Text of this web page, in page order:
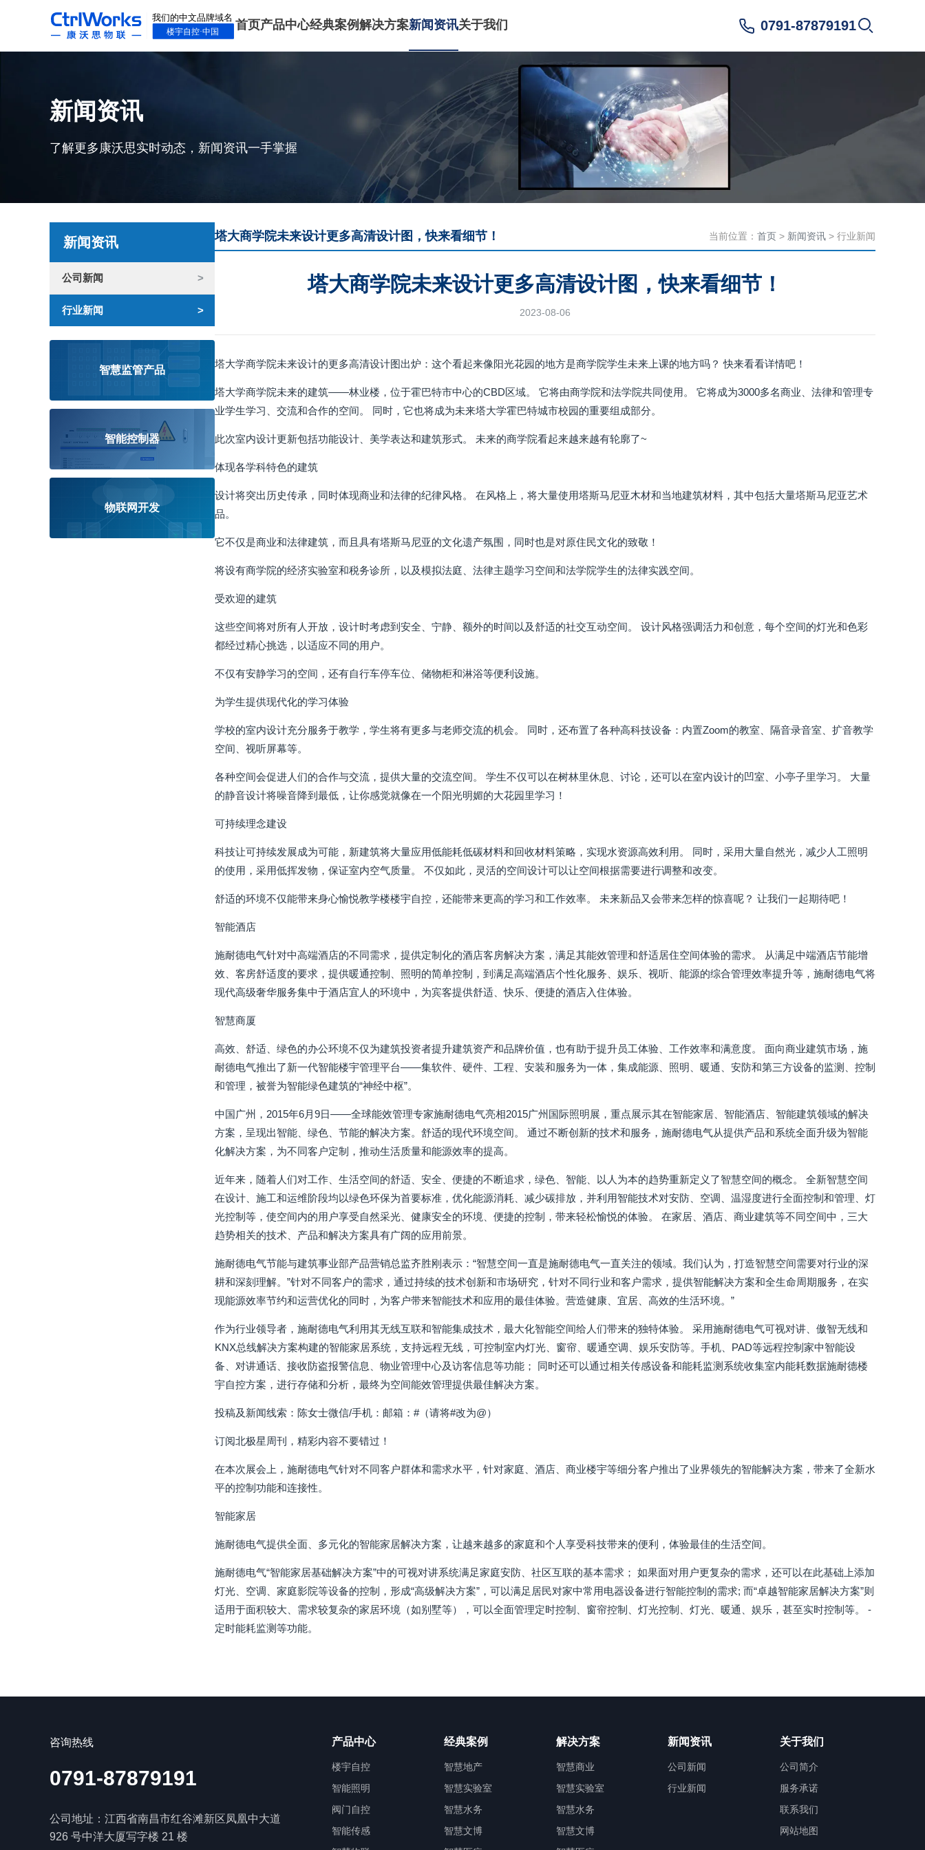
首页产品中心经典案例解决方案新闻资讯关于我们 0791-87879191
新闻资讯
了解更多康沃思实时动态，新闻资讯一手掌握
新闻资讯
公司新闻
行业新闻
智慧监管产品
智能控制器
物联网开发
塔大商学院未来设计更多高清设计图，快来看细节！ 当前位置： 首页 > 新闻资讯 > 行业新闻
塔大商学院未来设计更多高清设计图，快来看细节！
2023-08-06
塔大学商学院未来设计的更多高清设计图出炉：这个看起来像阳光花园的地方是商学院学生未来上课的地方吗？ 快来看看详情吧！
塔大学商学院未来的建筑——林业楼，位于霍巴特市中心的CBD区域。 它将由商学院和法学院共同使用。 它将成为3000多名商业、法律和管理专
业学生学习、交流和合作的空间。 同时，它也将成为未来塔大学霍巴特城市校园的重要组成部分。
此次室内设计更新包括功能设计、美学表达和建筑形式。 未来的商学院看起来越来越有轮廓了~
体现各学科特色的建筑
设计将突出历史传承，同时体现商业和法律的纪律风格。 在风格上，将大量使用塔斯马尼亚木材和当地建筑材料，其中包括大量塔斯马尼亚艺术
品。
它不仅是商业和法律建筑，而且具有塔斯马尼亚的文化遗产氛围，同时也是对原住民文化的致敬！
将设有商学院的经济实验室和税务诊所，以及模拟法庭、法律主题学习空间和法学院学生的法律实践空间。
受欢迎的建筑
这些空间将对所有人开放，设计时考虑到安全、宁静、额外的时间以及舒适的社交互动空间。 设计风格强调活力和创意，每个空间的灯光和色彩
都经过精心挑选，以适应不同的用户。
不仅有安静学习的空间，还有自行车停车位、储物柜和淋浴等便利设施。
为学生提供现代化的学习体验
学校的室内设计充分服务于教学，学生将有更多与老师交流的机会。 同时，还布置了各种高科技设备：内置Zoom的教室、隔音录音室、扩音教学
空间、视听屏幕等。
各种空间会促进人们的合作与交流，提供大量的交流空间。 学生不仅可以在树林里休息、讨论，还可以在室内设计的凹室、小亭子里学习。 大量
的静音设计将噪音降到最低，让你感觉就像在一个阳光明媚的大花园里学习！
可持续理念建设
科技让可持续发展成为可能，新建筑将大量应用低能耗低碳材料和回收材料策略，实现水资源高效利用。 同时，采用大量自然光，减少人工照明
的使用，采用低挥发物，保证室内空气质量。 不仅如此，灵活的空间设计可以让空间根据需要进行调整和改变。
舒适的环境不仅能带来身心愉悦教学楼楼宇自控，还能带来更高的学习和工作效率。 未来新品又会带来怎样的惊喜呢？ 让我们一起期待吧！
智能酒店
施耐德电气针对中高端酒店的不同需求，提供定制化的酒店客房解决方案，满足其能效管理和舒适居住空间体验的需求。 从满足中端酒店节能增
效、客房舒适度的要求，提供暖通控制、照明的简单控制，到满足高端酒店个性化服务、娱乐、视听、能源的综合管理效率提升等，施耐德电气将
现代高级奢华服务集中于酒店宜人的环境中，为宾客提供舒适、快乐、便捷的酒店入住体验。
智慧商厦
高效、舒适、绿色的办公环境不仅为建筑投资者提升建筑资产和品牌价值，也有助于提升员工体验、工作效率和满意度。 面向商业建筑市场，施
耐德电气推出了新一代智能楼宇管理平台——集软件、硬件、工程、安装和服务为一体，集成能源、照明、暖通、安防和第三方设备的监测、控制
和管理，被誉为智能绿色建筑的“神经中枢”。
中国广州，2015年6月9日——全球能效管理专家施耐德电气亮相2015广州国际照明展，重点展示其在智能家居、智能酒店、智能建筑领域的解决
方案，呈现出智能、绿色、节能的解决方案。舒适的现代环境空间。 通过不断创新的技术和服务，施耐德电气从提供产品和系统全面升级为智能
化解决方案，为不同客户定制，推动生活质量和能源效率的提高。
近年来，随着人们对工作、生活空间的舒适、安全、便捷的不断追求，绿色、智能、以人为本的趋势重新定义了智慧空间的概念。 全新智慧空间
在设计、施工和运维阶段均以绿色环保为首要标准，优化能源消耗、减少碳排放，并利用智能技术对安防、空调、温湿度进行全面控制和管理、灯
光控制等，使空间内的用户享受自然采光、健康安全的环境、便捷的控制，带来轻松愉悦的体验。 在家居、酒店、商业建筑等不同空间中，三大
趋势相关的技术、产品和解决方案具有广阔的应用前景。
施耐德电气节能与建筑事业部产品营销总监齐胜刚表示：“智慧空间一直是施耐德电气一直关注的领域。我们认为，打造智慧空间需要对行业的深
耕和深刻理解。”针对不同客户的需求，通过持续的技术创新和市场研究，针对不同行业和客户需求，提供智能解决方案和全生命周期服务，在实
现能源效率节约和运营优化的同时，为客户带来智能技术和应用的最佳体验。营造健康、宜居、高效的生活环境。”
作为行业领导者，施耐德电气利用其无线互联和智能集成技术，最大化智能空间给人们带来的独特体验。 采用施耐德电气可视对讲、傲智无线和
KNX总线解决方案构建的智能家居系统，支持远程无线，可控制室内灯光、窗帘、暖通空调、娱乐安防等。手机、PAD等远程控制家中智能设
备、对讲通话、接收防盗报警信息、物业管理中心及访客信息等功能； 同时还可以通过相关传感设备和能耗监测系统收集室内能耗数据施耐德楼
宇自控方案，进行存储和分析，最终为空间能效管理提供最佳解决方案。
投稿及新闻线索：陈女士微信/手机：邮箱：#（请将#改为@）
订阅北极星周刊，精彩内容不要错过！
在本次展会上，施耐德电气针对不同客户群体和需求水平，针对家庭、酒店、商业楼宇等细分客户推出了业界领先的智能解决方案，带来了全新水
平的控制功能和连接性。
智能家居
施耐德电气提供全面、多元化的智能家居解决方案，让越来越多的家庭和个人享受科技带来的便利，体验最佳的生活空间。
施耐德电气“智能家居基础解决方案”中的可视对讲系统满足家庭安防、社区互联的基本需求； 如果面对用户更复杂的需求，还可以在此基础上添加
灯光、空调、家庭影院等设备的控制，形成“高级解决方案”，可以满足居民对家中常用电器设备进行智能控制的需求; 而“卓越智能家居解决方案”则
适用于面积较大、需求较复杂的家居环境（如别墅等），可以全面管理定时控制、窗帘控制、灯光控制、灯光、暖通、娱乐，甚至实时控制等。 -
定时能耗监测等功能。
咨询热线
0791-87879191
公司地址：江西省南昌市红谷滩新区凤凰中大道
926 号中洋大厦写字楼 21 楼
产品中心
楼宇自控
智能照明
阀门自控
智能传感
经典案例
智慧地产
智慧实验室
智慧水务
智慧文博
解决方案
智慧商业
智慧实验室
智慧水务
智慧文博
新闻资讯
公司新闻
行业新闻
关于我们
公司简介
服务承诺
联系我们
网站地图